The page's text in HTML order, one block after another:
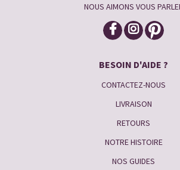
NOUS AIMONS VOUS
BESOIN D'AIDE ?
CONTACTEZ-NOUS
LIVRAISON
RETOURS
NOTRE HISTOIRE
NOS GUIDES